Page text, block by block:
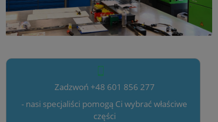
Zadzwoń +48 601 856 277
- nasi specjaliści pomogą Ci wybrać właściwe
części